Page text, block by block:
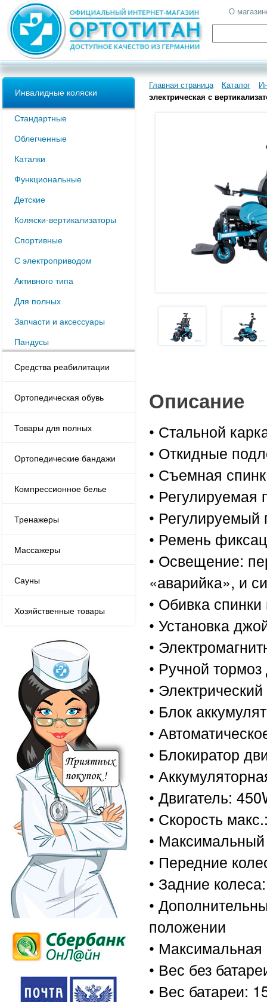
О
Инвалидные коляски
Стандартные
Облегченные
Каталки
Функциональные
Детские
Коляски-вертикализаторы
Спортивные
С электроприводом
Активного типа
Для полных
Запчасти и аксессуары
Пандусы
Средства реабилитации
Ортопедическая обувь
Товары для полных
Ортопедические бандажи
Компрессионное белье
Тренажеры
Массажеры
Сауны
Хозяйственные товары
Главная страница Каталог
электрическая с
Описание
• Стальной
• Откидные
• Съемная
•
• Регулируемый
• Ремень
• Освещение:
«аварийка», и
• Обивка
• Установка
•
• Ручной
•
• Блок
•
• Блокиратор
•
• Двигатель:
• Скорость
•
• Передние
• Задние
•
положении
• Максимальная
• Вес без
• Вес батареи: